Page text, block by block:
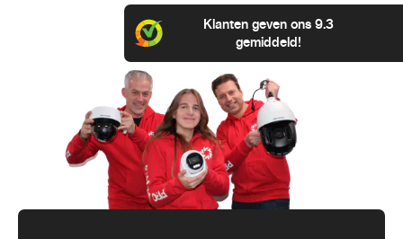
Klanten geven ons 9.3
gemiddeld!